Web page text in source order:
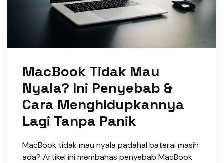
MacBook Tidak Mau
Nyala? Ini Penyebab &
Cara Menghidupkannya
Lagi Tanpa Panik
MacBook tidak mau nyala padahal baterai masih
ada? Artikel ini membahas penyebab MacBook